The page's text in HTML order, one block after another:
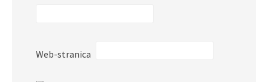
Web-stranica